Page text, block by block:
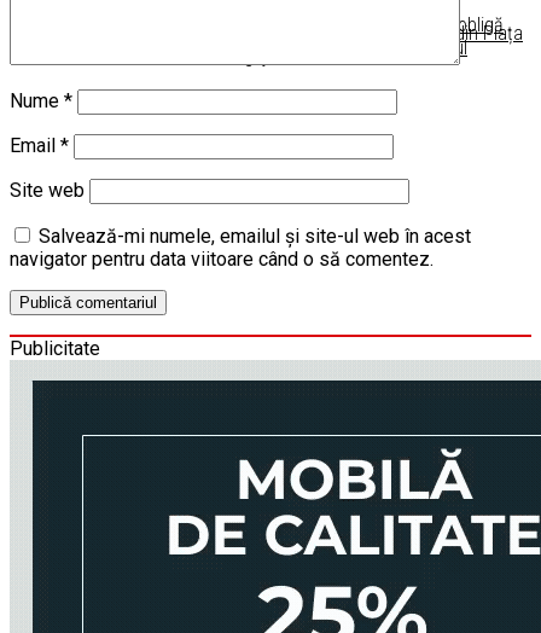
Duminică a intrat în vigoare legea care obligă
comercianţii, să accepte plata cu cardul
Ruga Lugojeană 2025, transmisie LIVE din Piața
Nume *
Email *
Site web
Salvează-mi numele, emailul și site-ul web în acest
navigator pentru data viitoare când o să comentez.
Publicitate